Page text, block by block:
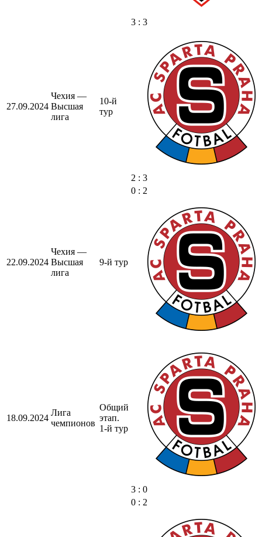
3 : 3
27.09.2024
Чехия —
Высшая
лига
10-й
тур
2 : 3
22.09.2024
Чехия —
Высшая
лига
9-й тур
0 : 2
18.09.2024
Лига
чемпионов
Общий
этап.
1-й тур
3 : 0
0 : 2